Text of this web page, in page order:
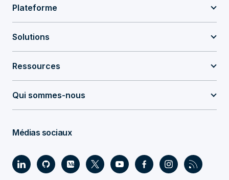
Plateforme
Solutions
Ressources
Qui sommes-nous
Médias sociaux